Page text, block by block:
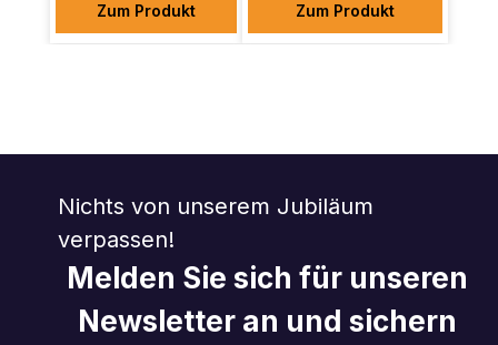
Zum Produkt Zum Produkt
Nichts von unserem Jubiläum
verpassen!
Melden Sie sich für unseren
Newsletter an und sichern